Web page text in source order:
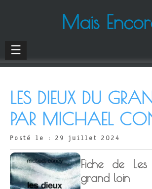
Mais
☰
LES DIEUX DU
PAR MICHAEL
Posté le : 29 juillet 2024
Fiche de
grand loin